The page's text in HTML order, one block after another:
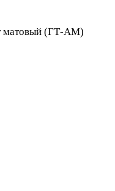
матовый (ГТ-АМ)